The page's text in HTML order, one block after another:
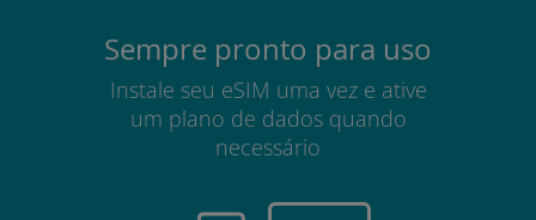
Sempre pronto para uso
Instale seu eSIM uma vez e ative
um plano de dados quando
necessário